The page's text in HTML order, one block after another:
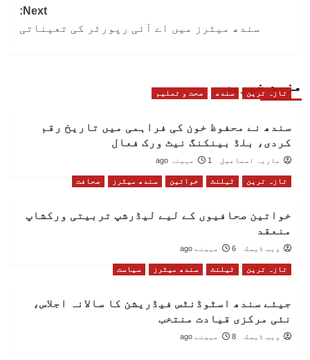
Next:
سندھ میٹرز میں اے آئی رپورٹر کی تعیناتی
مزید خبریں
تازہ ترین سندھ صحت و تعلیم
سندھ نے محفوظ خون کی فراہمی میں تاریخ رقم
کردی، بلڈ بینکنگ نیٹ ورک فعال
ماریہ اسماعیل 1 مہینہ ago
تازہ ترین ٹیلنٹ خواتین سندھ میٹرز صحافت
خواتین صحافیوں کے لیے لیڈرشپ تربیتی ورکشاپ
منعقد
ویب ڈیسک 6 مہینے ago
تازہ ترین ٹیلنٹ سندھ میٹرز سیاست
جیئے سندھ اسٹوڈنٹس فیڈریشن کا سالانہ اجلاس،
نئی مرکزی قیادت منتخب
ویب ڈیسک 8 مہینے ago